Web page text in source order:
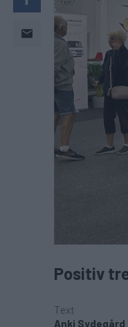
Positiv
Text
Anki Sydegård